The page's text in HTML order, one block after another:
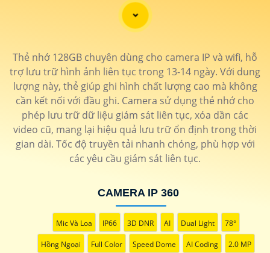
này giúp nhận diện chính xác các chi tiết trong hình
ảnh mà không cần ánh sáng hồng ngoại, giúp tiết kiệm
năng lượng và có độ nhạy cao. Hãy trải nghiệm ngay để
tận hưởng sự tiện lợi và an toàn.
'
Thẻ nhớ 128GB chuyên dùng cho camera IP và wifi, hỗ
trợ lưu trữ hình ảnh liên tục trong 13-14 ngày. Với dung
lượng này, thẻ giúp ghi hình chất lượng cao mà không
cần kết nối với đầu ghi. Camera sử dụng thẻ nhớ cho
phép lưu trữ dữ liệu giám sát liên tục, xóa dần các
video cũ, mang lại hiệu quả lưu trữ ổn định trong thời
gian dài. Tốc độ truyền tải nhanh chóng, phù hợp với
các yêu cầu giám sát liên tục.
CAMERA IP 360
Mic Và Loa IP66 3D DNR AI Dual Light 78°
Hồng Ngoại Full Color Speed Dome AI Coding 2.0 MP